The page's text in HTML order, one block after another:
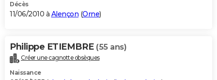
Décès
11/06/2010 à Alençon (Orne)
Philippe ETIEMBRE (55 ans)
Créer une cagnotte obsèques
Naissance